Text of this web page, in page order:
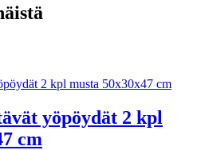
yöpöydät 2 kpl
cm